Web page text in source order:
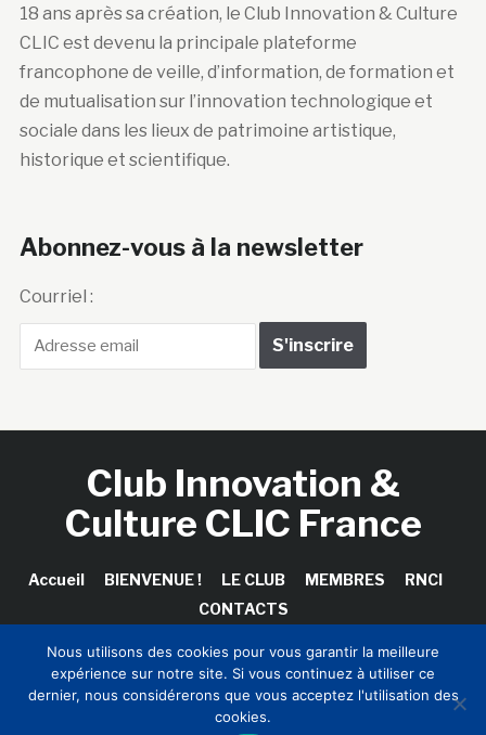
18 ans après sa création, le Club Innovation & Culture
CLIC est devenu la principale plateforme
francophone de veille, d’information, de formation et
de mutualisation sur l’innovation technologique et
sociale dans les lieux de patrimoine artistique,
historique et scientifique.
Abonnez-vous à la newsletter
Courriel :
Club Innovation &
Culture CLIC France
Accueil BIENVENUE ! LE CLUB MEMBRES
RNCI
CONTACTS
Copyright © 2026 Club Innovation & Culture CLIC France /
Sinapses Conseils
Nous utilisons des cookies pour vous garantir la meilleure
expérience sur notre site. Si vous continuez à utiliser ce
dernier, nous considérerons que vous acceptez l'utilisation des
cookies.